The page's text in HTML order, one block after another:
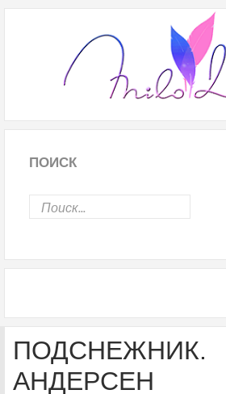
ПОИСК
ПОДСНЕЖНИК.
АНДЕРСЕН